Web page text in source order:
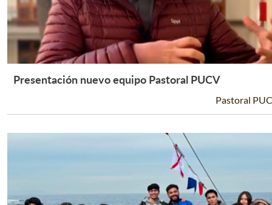
Leer Más +
Presentación nuevo equipo Pastoral PUCV
Pastoral